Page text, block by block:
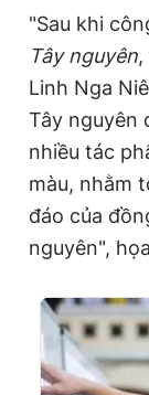
"Sau khi
Tây nguyên
Linh Nga
Tây nguyên
nhiều tác
màu, nhằm
đáo của
nguyên",